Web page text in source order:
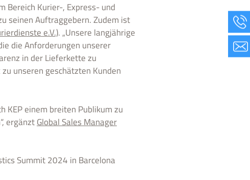
Bereich Kurier-, Express- und
seinen Auftraggebern. Zudem ist
e.V.). „Unsere langjährige
die Anforderungen unserer
in der Lieferkette zu
unseren geschätzten Kunden
KEP einem breiten Publikum zu
ergänztGlobal Sales Manager
Summit 2024 in Barcelona